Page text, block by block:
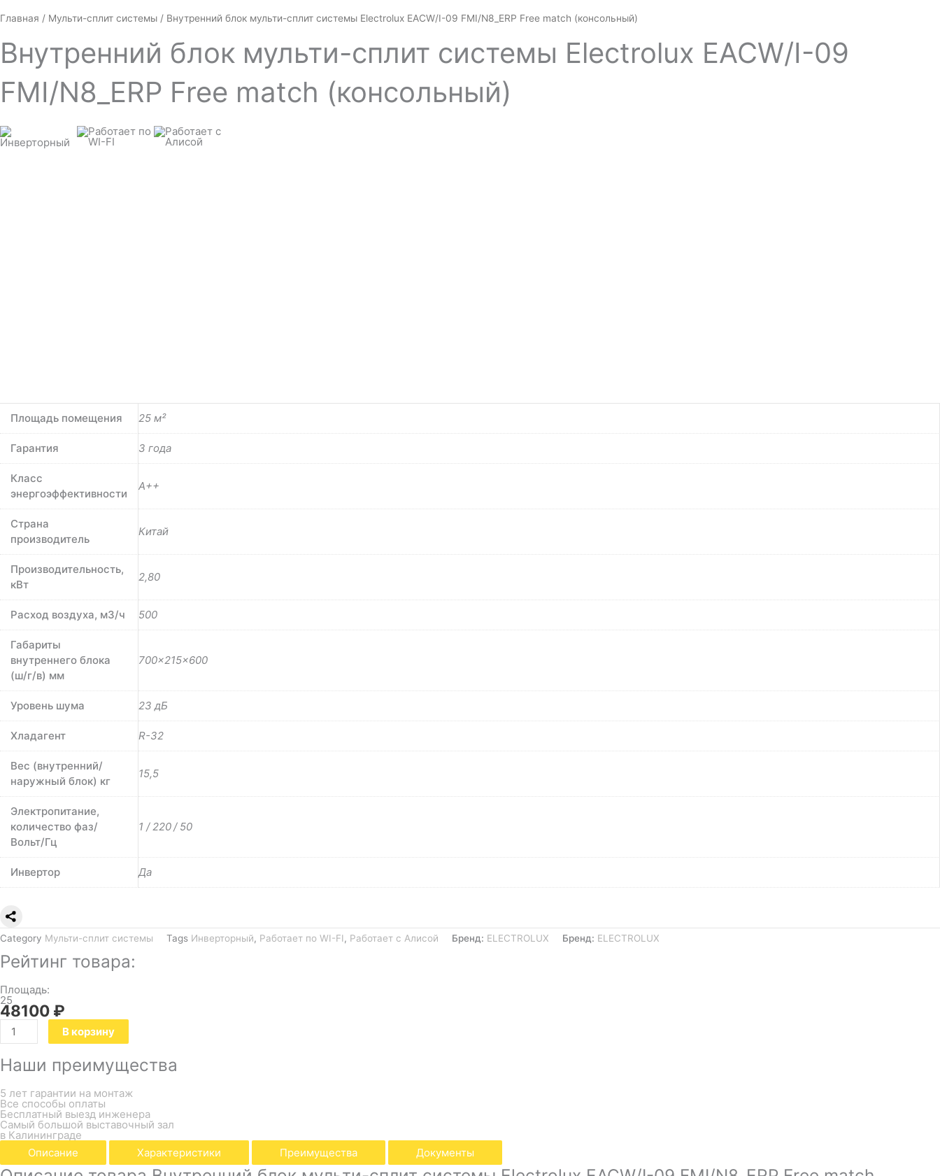
Главная / Мульти-сплит системы / Внутренний блок мульти-сплит системы Electrolux EACW/I-09 FMI/N8_ERP Free match (консольный)
Внутренний блок мульти-сплит системы Electrolux EACW/I-09
FMI/N8_ERP Free match (консольный)
Площадь помещения 25 м²
Гарантия 3 года
Класс
энергоэффективности
A++
Страна
производитель
Китай
Производительность,
кВт
2,80
Расход воздуха, м3/ч 500
Габариты
внутреннего блока
(ш/г/в) мм
700×215×600
Уровень шума 23 дБ
Хладагент R-32
Вес (внутренний/
наружный блок) кг
15,5
Электропитание,
количество фаз/
Вольт/Гц
1 / 220 / 50
Инвертор Да
Category Мульти-сплит системы Tags Инверторный, Работает по WI-FI, Работает с Алисой Бренд: ELECTROLUX Бренд: ELECTROLUX
Рейтинг товара:
Площадь:
25
48100 ₽
Количество
блок
мульти-
системы
Electrolux
EACW/I-
FMI/N8_ERP
Free
match
В корзину
Наши преимущества
5 лет гарантии на монтаж
Все способы оплаты
Бесплатный выезд инженера
Самый большой выставочный зал
в Калининграде
Описание
Характеристики Преимущества Документы